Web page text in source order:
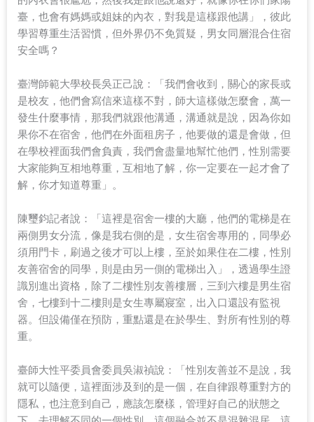
臺，也會有媽媽或姐妹的內衣，對我是這樣跟他講」，彼此
學習尊重生活習慣，但外界仍不免質疑，男女同層混合住宿
安全嗎？
臺灣師範大學校長吳正己說：「我們會收到，關心的家長或
是校友，他們會寫信來這樣不對，師大這樣做怎麼會，萬一
發生什麼事情，那我們就跟他溝通，溝通就是說，因為你如
果你不在宿舍，他們在外面租房子，他要做的還是會做，但
在學校裡面我們會負責，我們會盡量地幫忙他們，性別需要
大家能夠互相地尊重，互相地了解，你一定要在一起才會了
解，你才知道尊重」。
陳璽鈞記者說：「這裡是宿舍一樓的大廳，他們的電梯是在
兩側男女分流，像是我右側的是，女生宿舍專用的，同學必
須用門卡，刷過之後才可以上樓，至於如果住在二樓，性別
友善宿舍的同學，則是由另一側的電梯出入」，透過學生證
識別進出資格，除了二樓性別友善樓層，三到六樓是男生宿
舍，七樓到十二樓則是女生專屬寢室，出入口還設有監視
器。但設備僅在預防，重點還是在於學生、對所有性別的尊
重。
臺師大性平委員會委員吳淑禎說：「性別友善並不是說，我
就可以隨便，這裡面涉及到的是一個，在自律跟尊重對方的
隱私，也注意到自己，應該怎麼樣，管理好自己的狀態之